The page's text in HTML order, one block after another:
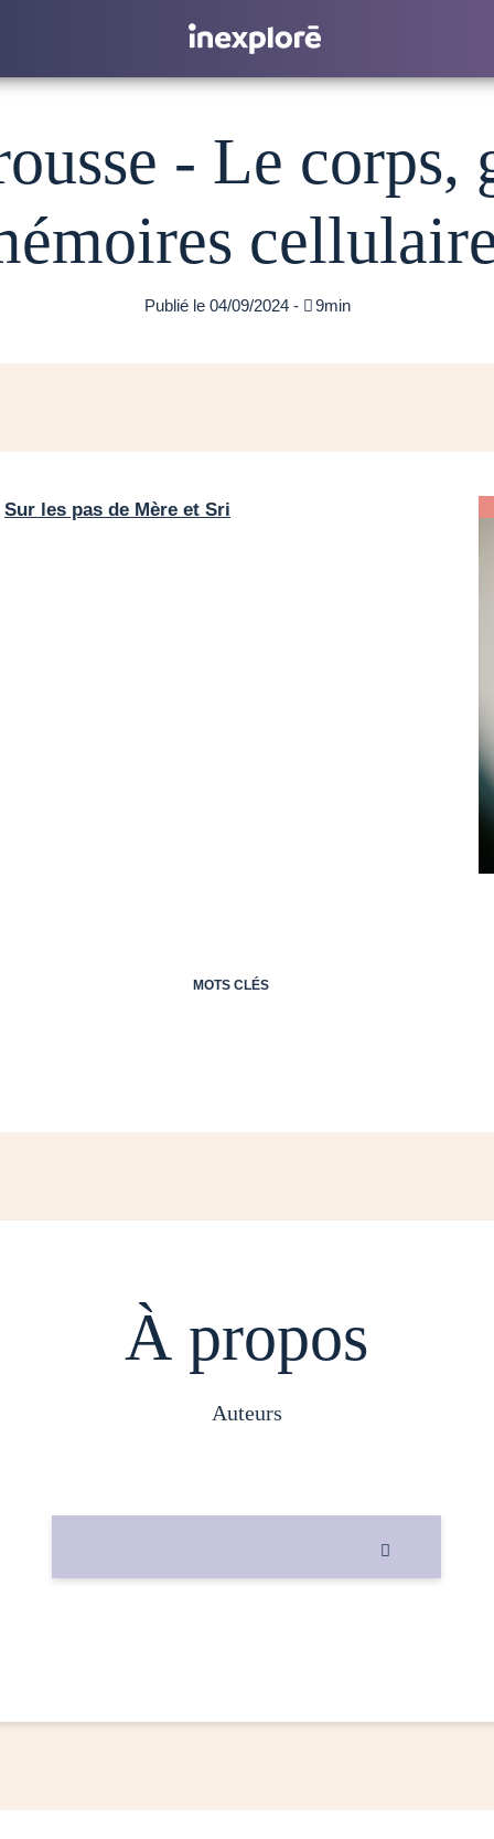
- Le corps,
Publié le 04/09/2024 - 9min
Sur les pas de Mère et Sri
MOTS CLÉS
À propos
auteurs
